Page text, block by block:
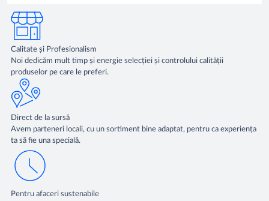
Calitate și Profesionalism
Noi dedicăm mult timp și energie selecției și controlului calității
produselor pe care le preferi.
Direct de la sursă
Avem parteneri locali, cu un sortiment bine adaptat, pentru ca experiența
ta să fie una specială.
Pentru afaceri sustenabile